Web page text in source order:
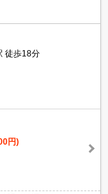
徒歩18分
円)